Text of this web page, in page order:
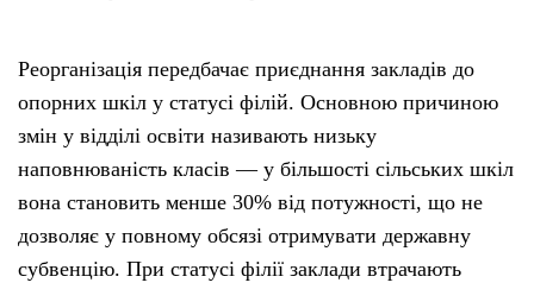
Реорганізація передбачає приєднання закладів до
опорних шкіл у статусі філій. Основною причиною
змін у відділі освіти називають низьку
наповнюваність класів — у більшості сільських шкіл
вона становить менше 30% від потужності, що не
дозволяє у повному обсязі отримувати державну
субвенцію. При статусі філії заклади втрачають